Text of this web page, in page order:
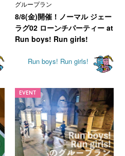
グループラン
8/8(金)開催！ノーマル ジェー
ラグ02 ローンチパーティー at
Run boys! Run girls!
Run boys! Run girls!
EVENT